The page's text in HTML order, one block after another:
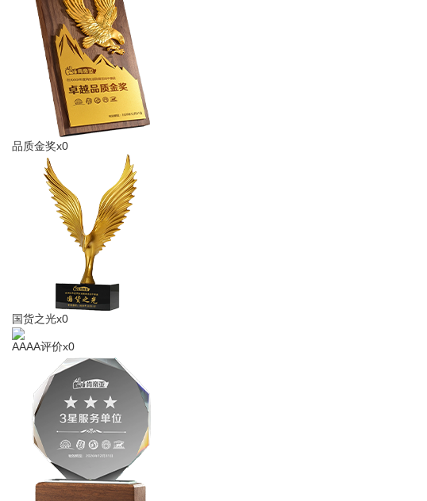
品质金奖x0
国货之光x0
AAAA评价x0